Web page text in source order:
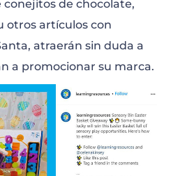
de chocolate,
otros artículos con
atraerán sin duda a
a promocionar su marca.